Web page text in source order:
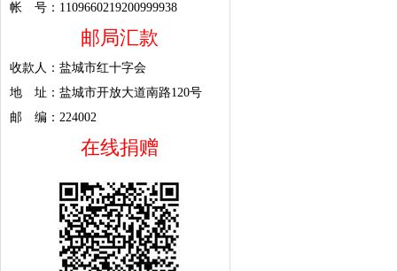
帐 号：1109660219200999938
邮局汇款
收款人：盐城市红十字会
地 址：盐城市开放大道南路120号
邮 编：224002
在线捐赠